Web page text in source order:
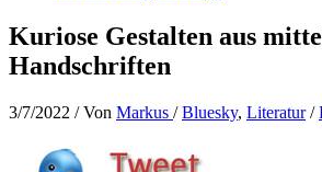
Kuriose Gestalten aus
Handschriften
3/7/2022 / Von Markus /Bluesky, Literatur/